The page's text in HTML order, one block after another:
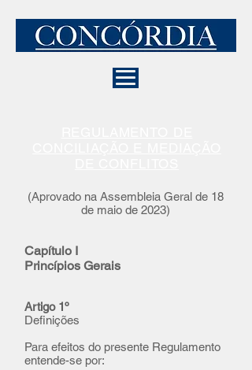
(Aprovado na Assembleia Geral de 18
de maio de 2023)
Capítulo I
Princípios Gerais
Artigo 1º
Definições
Para efeitos do presente Regulamento
entende-se por: